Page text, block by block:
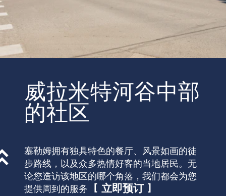
威拉米特河谷中部
的社区
塞勒姆拥有独具特色的餐厅、风景如画的徒
步路线，以及众多热情好客的当地居民。无
论您造访该地区的哪个角落，我们都会为您
提供周到的服务
立即预订